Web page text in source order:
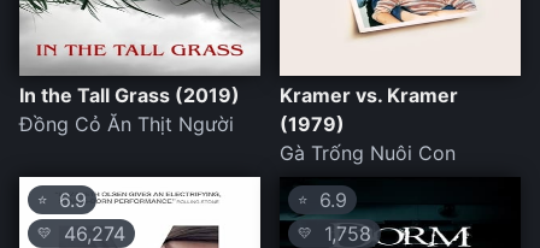
In the Tall Grass (2019)
Đồng Cỏ Ăn Thịt Người
Kramer vs. Kramer
(1979)
Gà Trống Nuôi Con
⭐ 6.9
💛 46,274
⭐ 6.9
💛 1,758